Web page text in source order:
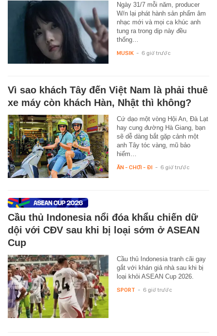
Ngày 31/7 mỗi năm, producer
W/n lại phát hành sản phẩm âm
nhạc mới và mọi ca khúc anh
tung ra trong dịp này đều
thống…
MUSIK - 6 giờ trước
Vì sao khách Tây đến Việt Nam là phải thuê
xe máy còn khách Hàn, Nhật thì không?
Cứ dạo một vòng Hội An, Đà Lạt
hay cung đường Hà Giang, bạn
sẽ dễ dàng bắt gặp cảnh một
anh Tây tóc vàng, mũ bảo
hiểm…
ĂN - CHƠI - ĐI - 6 giờ trước
Cầu thủ Indonesia nổi đóa khẩu chiến dữ
dội với CĐV sau khi bị loại sớm ở ASEAN
Cup
Cầu thủ Indonesia tranh cãi gay
gắt với khán giả nhà sau khi bị
loại khỏi ASEAN Cup 2026.
SPORT - 6 giờ trước